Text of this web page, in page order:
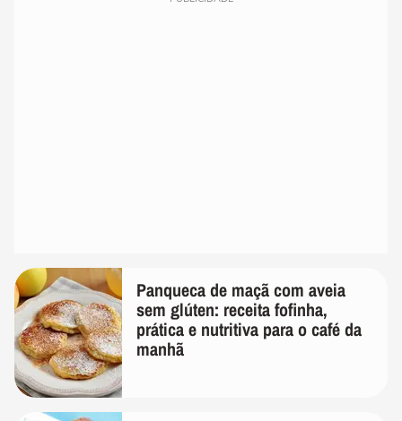
Panqueca de maçã com aveia
sem glúten: receita fofinha,
prática e nutritiva para o café da
manhã